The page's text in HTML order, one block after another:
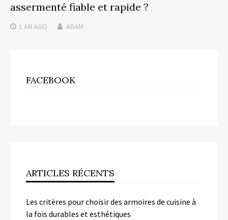
assermenté fiable et rapide ?
1 AN AGO ADAM
FACEBOOK
ARTICLES RÉCENTS
Les critères pour choisir des armoires de cuisine à
la fois durables et esthétiques